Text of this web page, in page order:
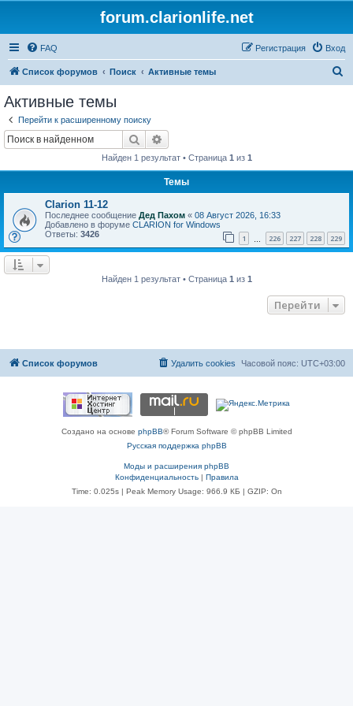
forum.clarionlife.net
FAQ Вход
Регистрация
Список форумов Поиск Активные темы
Активные темы
Перейти к расширенному поиску
Поиск
Найден 1 результат • Страница 1 из 1
Темы
Clarion 11-12
Последнее сообщение Дед Пахом « 08 Август 2026, 16:33
Добавлено в форуме CLARION for Windows
Ответы: 3426 1 226 227 228 229
Найден 1 результат • Страница 1 из 1
Перейти
Список форумов Часовой пояс: UTC+03:00
Удалить cookies
Создано на основе phpBB® Forum Software © phpBB Limited
Русская поддержка phpBB
Моды и расширения phpBB
Конфиденциальность| Правила
Time: 0.025s| Peak Memory Usage: 966.9 КБ | GZIP: On